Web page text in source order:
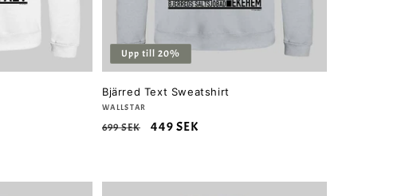
Upp till 20%
Bjärred Text Sweatshirt
Säljare:
WALLSTAR
Ordinarie
699 SEK Försäljningspris
449 SEK